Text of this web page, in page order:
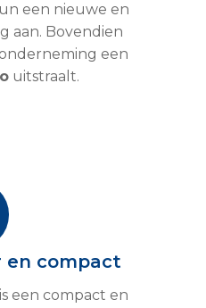
een nieuwe en
aan. Bovendien
een
uitstraalt.
en compact
een compact en